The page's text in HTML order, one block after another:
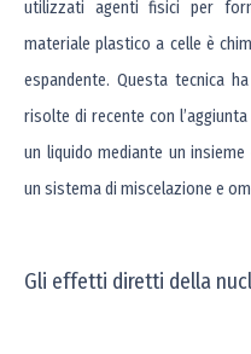
utilizzati agenti fisici per
materiale plastico a celle è
espandente. Questa tecnica
risolte di recente con
un liquido mediante un
un sistema di miscelazione e
Gli effetti diretti della